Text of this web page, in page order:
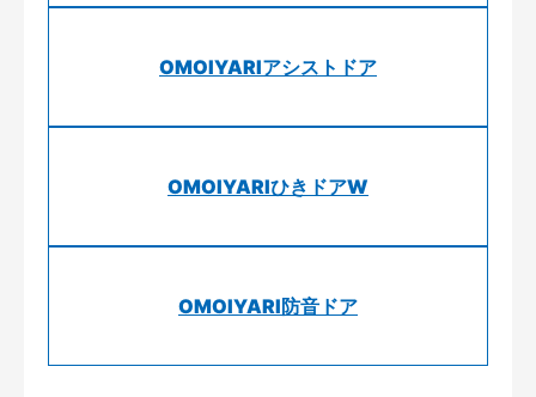
OMOIYARIアシストドア
OMOIYARIひきドアW
OMOIYARI防音ドア